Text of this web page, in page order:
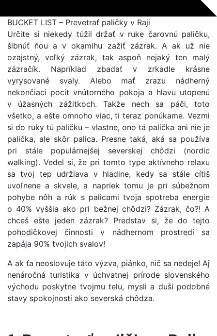
BUCKET LIST – Prevetrať paličky v Raji
Určite si niekedy túžil držať v ruke čarovnú paličku,
šibnúť ňou a v okamihu zažiť zázrak. A ak už nie
ozajstný, veľký zázrak, tak aspoň nejaký ten malý
zázračík. Napríklad zbadať v zrkadle krásne
vyrysované svaly. Alebo mať zrazu nádherný
nekončiaci pocit vnútorného pokoja a hlavu utopenú
v úžasných zážitkoch. Takže nech sa páči, toto
všetko, a ešte omnoho viac, ti teraz ponúkame. Vezmi
si do ruky tú paličku – vlastne, ono tá palička ani nie je
palička, ale skôr palica. Presne taká, aká sa používa
pri stále populárnejšej severskej chôdzi (nordic
walking). Vedel si, že pri tomto type aktívneho relaxu
sa tvoj tep udržiava v hladine, kedy sa stále cítiš
uvoľnene a skvele, a napriek tomu je pri súbežnom
pohybe nôh a rúk s palicami tvoja spotreba energie
o 40% vyššia ako pri bežnej chôdzi? Zázrak, čo?! A
chceš ešte jeden zázrak? Predstav si, že do tejto
pohodičkovej činnosti v nádhernom prostredí sa
zapája 90% tvojich svalov!
A ak ťa neoslovuje táto výzva, piánko, nič sa nedeje! Aj
nenáročná turistika v úchvatnej prírode slovenského
východu poskytne tvojmu telu, mysli a duši podobné
stavy spokojnosti ako severská chôdza.